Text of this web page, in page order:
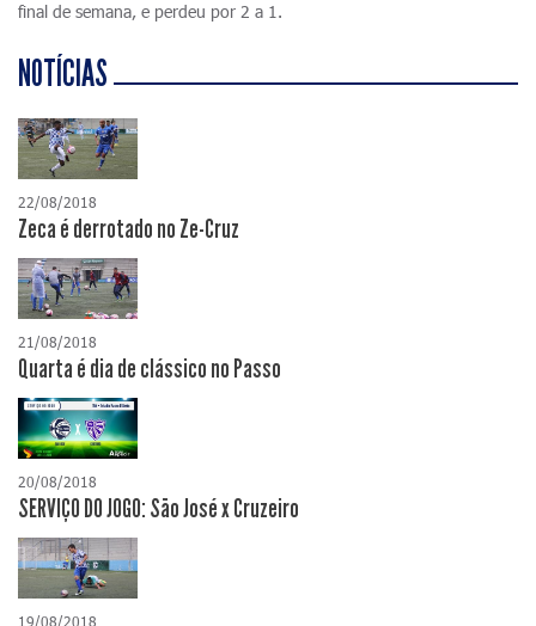
final de semana, e perdeu por 2 a 1.
NOTÍCIAS
22/08/2018
Zeca é derrotado no Ze-Cruz
21/08/2018
Quarta é dia de clássico no Passo
20/08/2018
SERVIÇO DO JOGO: São José x Cruzeiro
19/08/2018